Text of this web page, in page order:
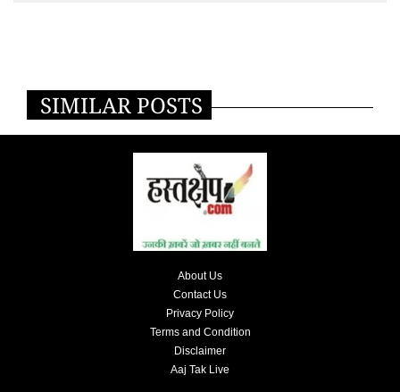
SIMILAR POSTS
About Us
Contact Us
Privacy Policy
Terms and Condition
Disclaimer
Aaj Tak Live